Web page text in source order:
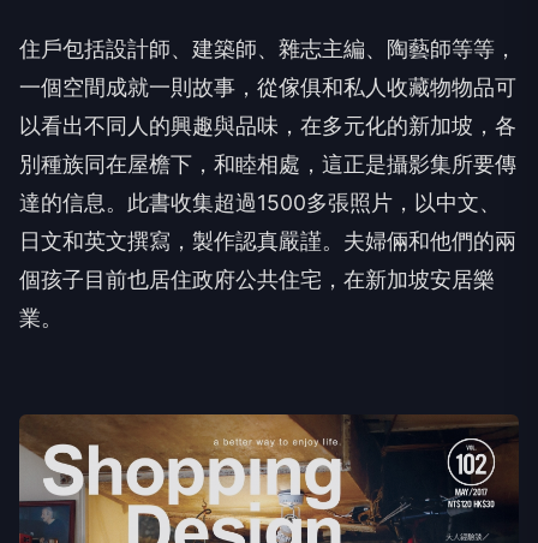
住戶包括設計師、建築師、雜志主編、陶藝師等等，
一個空間成就一則故事，從傢俱和私人收藏物物品可
以看出不同人的興趣與品味，在多元化的新加坡，各
別種族同在屋檐下，和睦相處，這正是攝影集所要傳
達的信息。此書收集超過1500多張照片，以中文、
日文和英文撰寫，製作認真嚴謹。夫婦倆和他們的兩
個孩子目前也居住政府公共住宅，在新加坡安居樂
業。